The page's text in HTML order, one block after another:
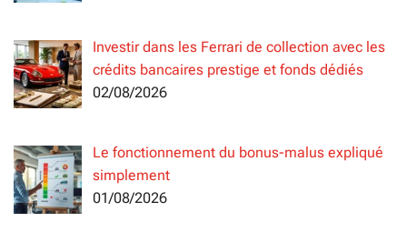
Investir dans les Ferrari de collection avec les
crédits bancaires prestige et fonds dédiés
02/08/2026
Le fonctionnement du bonus-malus expliqué
simplement
01/08/2026